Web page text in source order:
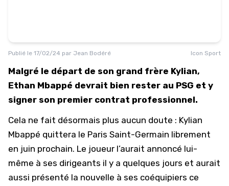
Publié le 17/02/24 par Jean Bodéré Icon Sport
Malgré le départ de son grand frère Kylian,
Ethan Mbappé devrait bien rester au PSG et y
signer son premier contrat professionnel.
Cela ne fait désormais plus aucun doute : Kylian
Mbappé quittera le Paris Saint-Germain librement
en juin prochain. Le joueur l’aurait annoncé lui-
même à ses dirigeants il y a quelques jours et aurait
aussi présenté la nouvelle à ses coéquipiers ce